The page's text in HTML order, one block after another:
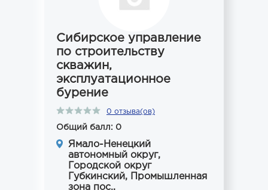
Сибирское управление
по строительству
скважин,
эксплуатационное
бурение
0 отзыва(ов)
Общий балл: 0
Ямало-Ненецкий
автономный округ,
Городской округ
Губкинский, Промышленная
зона пос.,